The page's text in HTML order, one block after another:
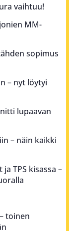
vaihtuu!
MM-
sopimus
– nyt löytyi
lupaavan
– näin kaikki
TPS kisassa –
toinen